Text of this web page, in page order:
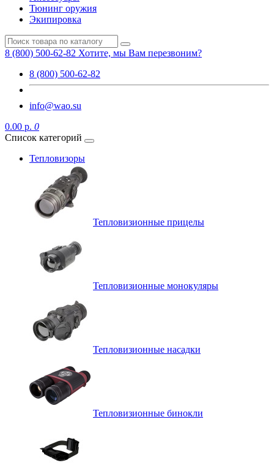
Тюнинг оружия
Экипировка
8 (800) 500-62-82 Хотите, мы Вам перезвоним?
8 (800) 500-62-82
info@wao.su
0.00 р. 0
Список категорий
Тепловизоры
Тепловизионные прицелы
Тепловизионные монокуляры
Тепловизионные насадки
Тепловизионные бинокли